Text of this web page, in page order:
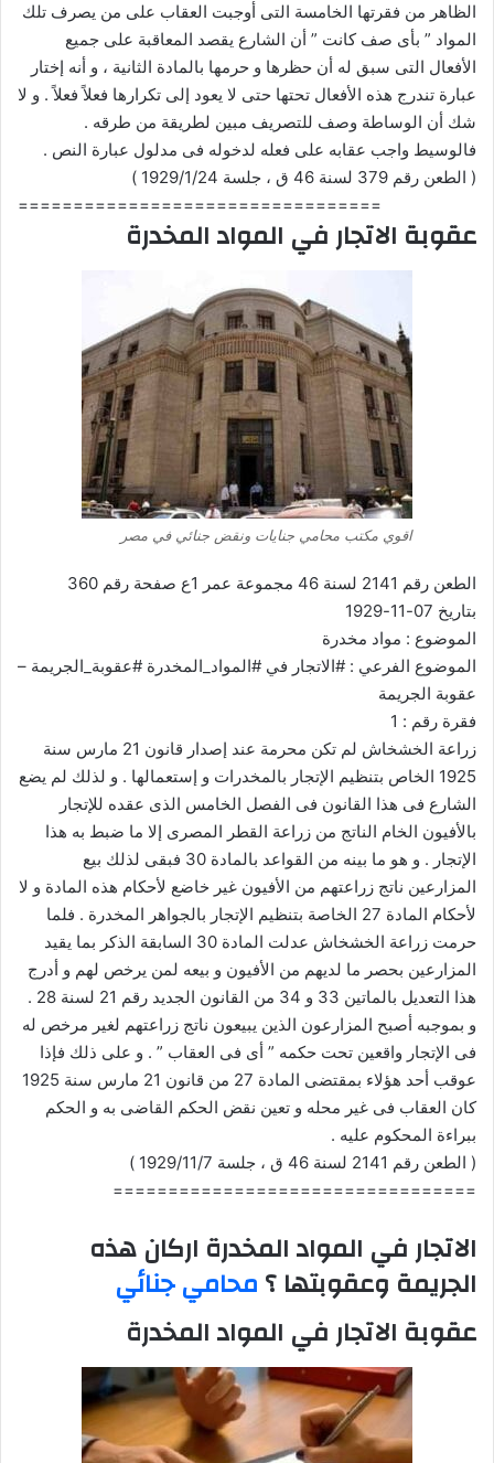
الظاهر من فقرتها الخامسة التى أوجبت العقاب على من يصرف تلك
المواد ” بأى صف كانت ” أن الشارع يقصد المعاقبة على جميع
الأفعال التى سبق له أن حظرها و حرمها بالمادة الثانية ، و أنه إختار
عبارة تندرج هذه الأفعال تحتها حتى لا يعود إلى تكرارها فعلاً فعلاً . و لا
شك أن الوساطة وصف للتصريف مبين لطريقة من طرقه .
فالوسيط واجب عقابه على فعله لدخوله فى مدلول عبارة النص .
( الطعن رقم 379 لسنة 46 ق ، جلسة 1929/1/24 )
=================================
عقوبة الاتجار في المواد المخدرة
اقوي مكتب محامي جنايات ونقض جنائي في مصر
الطعن رقم 2141 لسنة 46 مجموعة عمر 1ع صفحة رقم 360
بتاريخ 07-11-1929
الموضوع : مواد مخدرة
الموضوع الفرعي : #الاتجار في #المواد_المخدرة #عقوبة_الجريمة –
عقوبة الجريمة
فقرة رقم : 1
زراعة الخشخاش لم تكن محرمة عند إصدار قانون 21 مارس سنة
1925 الخاص بتنظيم الإتجار بالمخدرات و إستعمالها . و لذلك لم يضع
الشارع فى هذا القانون فى الفصل الخامس الذى عقده للإتجار
بالأفيون الخام الناتج من زراعة القطر المصرى إلا ما ضبط به هذا
الإتجار . و هو ما بينه من القواعد بالمادة 30 فبقى لذلك بيع
المزارعين ناتج زراعتهم من الأفيون غير خاضع لأحكام هذه المادة و لا
لأحكام المادة 27 الخاصة بتنظيم الإتجار بالجواهر المخدرة . فلما
حرمت زراعة الخشخاش عدلت المادة 30 السابقة الذكر بما يقيد
المزارعين بحصر ما لديهم من الأفيون و بيعه لمن يرخص لهم و أدرج
هذا التعديل بالماتين 33 و 34 من القانون الجديد رقم 21 لسنة 28 .
و بموجبه أصبح المزارعون الذين يبيعون ناتج زراعتهم لغير مرخص له
فى الإتجار واقعين تحت حكمه ” أى فى العقاب ” . و على ذلك فإذا
عوقب أحد هؤلاء بمقتضى المادة 27 من قانون 21 مارس سنة 1925
كان العقاب فى غير محله و تعين نقض الحكم القاضى به و الحكم
ببراءة المحكوم عليه .
( الطعن رقم 2141 لسنة 46 ق ، جلسة 1929/11/7 )
=================================
الاتجار في المواد المخدرة اركان هذه
الجريمة وعقوبتها ؟محامي جنائي
عقوبة الاتجار في المواد المخدرة